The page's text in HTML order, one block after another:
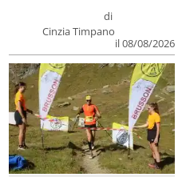
di
Cinzia Timpano
il 08/08/2026